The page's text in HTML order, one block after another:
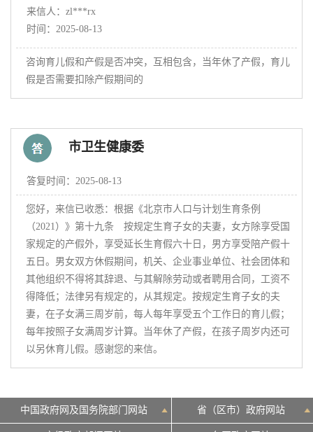
政务公开
市领导 机构职能 政策服务
决策公开
政务服务
个人服务 法人服务 部门服务
便民服务 利企服务 投资项目
中介服务 阳光政务
政民互动
12345网上接诉即办 我要咨询 我要建议
来信人：zl***rx
时间：2025-08-13
咨询育儿假和产假是否冲突，互相包含，当年休了产假，育儿
假是否需要扣除产假期间的
市卫生健康委
答复时间：2025-08-13
您好，来信已收悉：根据《北京市人口与计划生育条例
（2021）》第十九条　按规定生育子女的夫妻，女方除享受国
家规定的产假外，享受延长生育假六十日，男方享受陪产假十
五日。男女双方休假期间，机关、企业事业单位、社会团体和
其他组织不得将其辞退、与其解除劳动或者聘用合同，工资不
得降低；法律另有规定的，从其规定。按规定生育子女的夫
妻，在子女满三周岁前，每人每年享受五个工作日的育儿假；
每年按照子女满周岁计算。当年休了产假，在孩子周岁内还可
以另休育儿假。感谢您的来信。
中国政府网及国务院部门网站 省（区市）政府网站